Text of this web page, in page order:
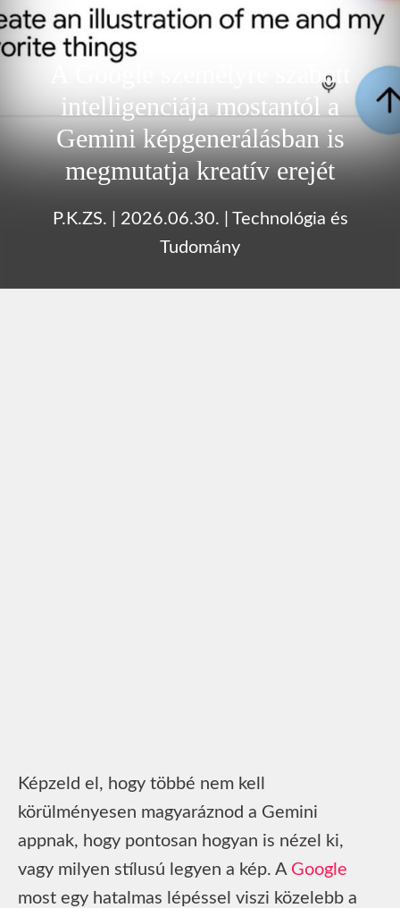
A Google személyre szabott
intelligenciája mostantól a
Gemini képgenerálásban is
megmutatja kreatív erejét
P.K.ZS. 2026.06.30.
Technológia és
Tudomány
Képzeld el, hogy többé nem kell
körülményesen magyaráznod a Gemini
appnak, hogy pontosan hogyan is nézel ki,
vagy milyen stílusú legyen a kép. A Google
most egy hatalmas lépéssel viszi közelebb a